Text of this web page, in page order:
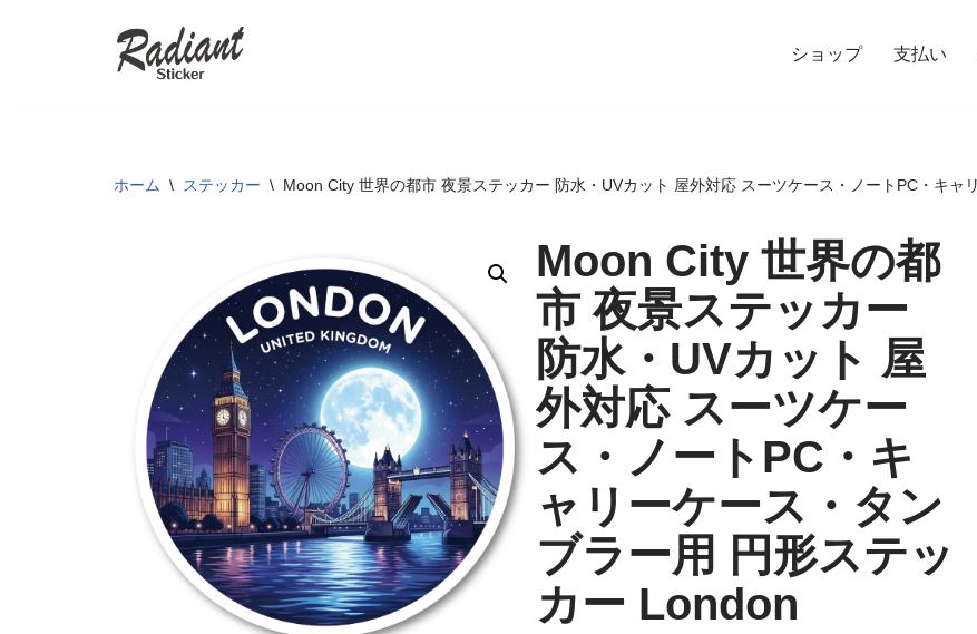
ショップ 支払い
ホーム \ ステッカー \ Moon City 世界の都市 夜景ステッカー 防水・UVカット 屋外対応 スーツケース・ノートPC・キャ
Moon City 世界の都
市 夜景ステッカー
防水・UVカット 屋
外対応 スーツケー
ス・ノートPC・キ
ャリーケース・タン
ブラー用 円形ステッ
カー London